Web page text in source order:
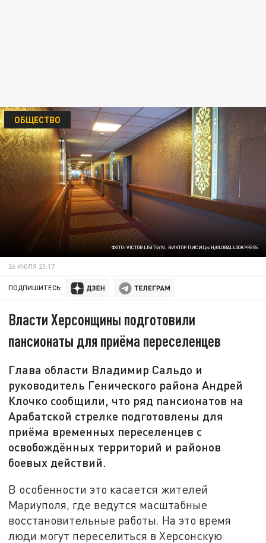
ФОТО: VICTOR LISITSYN, ВИКТОР ЛИСИЦЫН/GLOBALLOOKPRESS
ОБЩЕСТВО
26 ИЮЛЯ 23:17
ПОДПИШИТЕСЬ:
Власти Херсонщины подготовили
пансионаты для приёма переселенцев
Глава области Владимир Сальдо и
руководитель Генического района Андрей
Клочко сообщили, что ряд пансионатов на
Арабатской стрелке подготовлены для
приёма временных переселенцев с
освобождённых территорий и районов
боевых действий.
В особенности это касается жителей
Мариуполя, где ведутся масштабные
восстановительные работы. На это время
люди могут переселиться в Херсонскую